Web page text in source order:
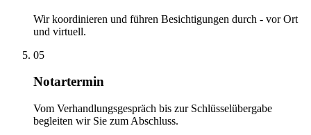
Wir koordinieren und führen Besichtigungen durch - vor Ort
und virtuell.
05
Notartermin
Vom Verhandlungsgespräch bis zur Schlüsselübergabe
begleiten wir Sie zum Abschluss.